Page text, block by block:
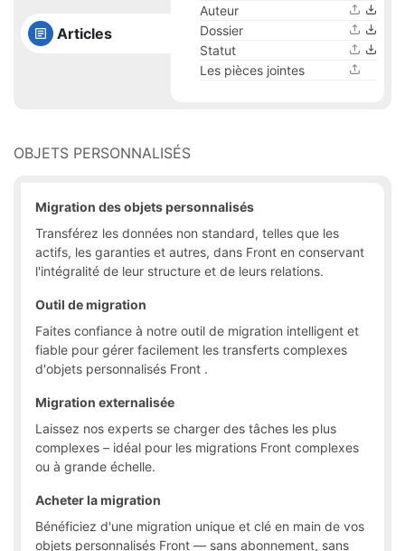
Articles
Auteur
Dossier
Statut
Les pièces jointes
OBJETS PERSONNALISÉS
Migration des objets personnalisés
Transférez les données non standard, telles que les
actifs, les garanties et autres, dans Front en conservant
l'intégralité de leur structure et de leurs relations.
Outil de migration
Faites confiance à notre outil de migration intelligent et
fiable pour gérer facilement les transferts complexes
d'objets personnalisés Front .
Migration externalisée
Laissez nos experts se charger des tâches les plus
complexes – idéal pour les migrations Front complexes
ou à grande échelle.
Acheter la migration
Bénéficiez d'une migration unique et clé en main de vos
objets personnalisés Front — sans abonnement, sans